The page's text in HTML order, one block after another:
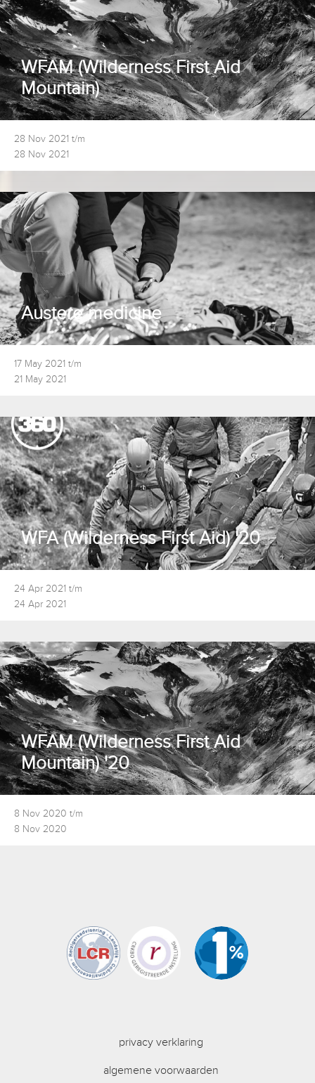
WFAM (Wilderness First Aid
Mountain)
28 Nov 2021 t/m
28 Nov 2021
Austere medicine
17 May 2021 t/m
21 May 2021
WFA (Wilderness First Aid) '20
24 Apr 2021 t/m
24 Apr 2021
WFAM (Wilderness First Aid
Mountain) '20
8 Nov 2020 t/m
8 Nov 2020
privacy verklaring
algemene voorwaarden